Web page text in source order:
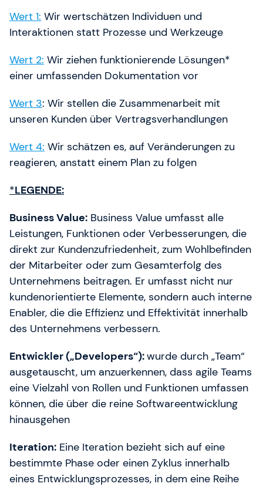
Wert 1: Wir wertschätzen Individuen und
Interaktionen statt Prozesse und Werkzeuge
Wert 2: Wir ziehen funktionierende Lösungen*
einer umfassenden Dokumentation vor
Wert 3: Wir stellen die Zusammenarbeit mit
unseren Kunden über Vertragsverhandlungen
Wert 4: Wir schätzen es, auf Veränderungen zu
reagieren, anstatt einem Plan zu folgen
*LEGENDE:
Business Value: Business Value umfasst alle
Leistungen, Funktionen oder Verbesserungen, die
direkt zur Kundenzufriedenheit, zum Wohlbefinden
der Mitarbeiter oder zum Gesamterfolg des
Unternehmens beitragen. Er umfasst nicht nur
kundenorientierte Elemente, sondern auch interne
Enabler, die die Effizienz und Effektivität innerhalb
des Unternehmens verbessern.
Entwickler („Developers“):wurde durch „Team“
ausgetauscht, um anzuerkennen, dass agile Teams
eine Vielzahl von Rollen und Funktionen umfassen
können, die über die reine Softwareentwicklung
hinausgehen
Iteration: Eine Iteration bezieht sich auf eine
bestimmte Phase oder einen Zyklus innerhalb
eines Entwicklungsprozesses, in dem eine Reihe